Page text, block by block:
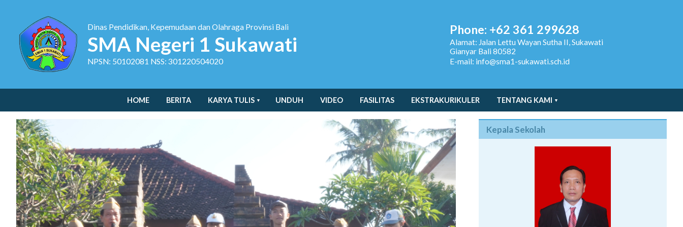
Dinas Pendidikan, Kepemudaan dan Olahraga Provinsi Bali
SMA Negeri 1 Sukawati
NPSN: 50102081 NSS: 301220504020
Phone: +62 361 299628
Alamat: Jalan Lettu Wayan Sutha II, Sukawati
Gianyar Bali 80582
E-mail: info@sma1-sukawati.sch.id
HOME BERITA KARYA TULIS UNDUH VIDEO FASILITAS EKSTRAKURIKULER TENTANG KAMI
Kepala Sekolah